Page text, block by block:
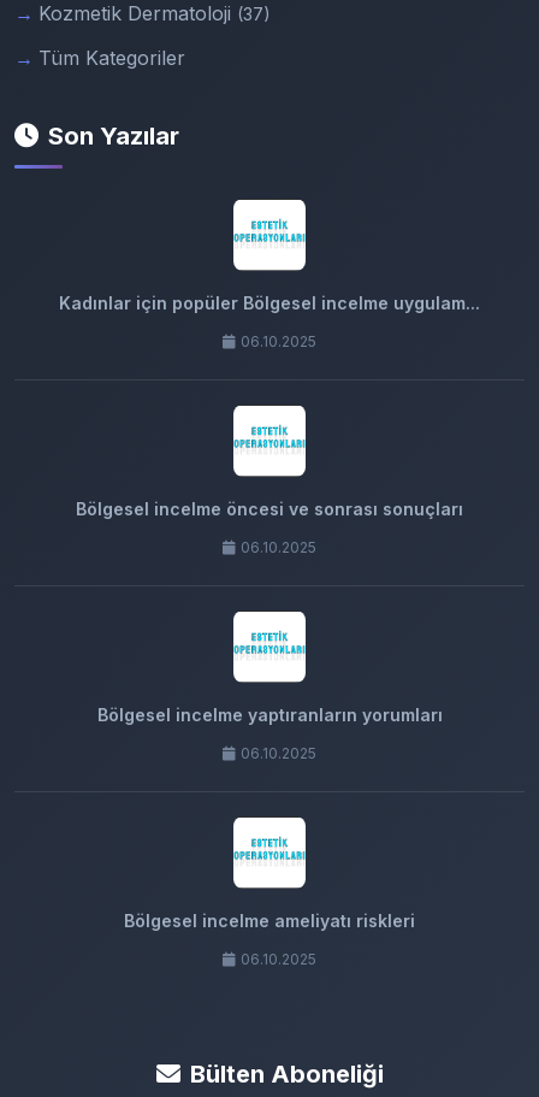
Kozmetik Dermatoloji (37)
Tüm Kategoriler
Son Yazılar
Kadınlar için popüler Bölgesel incelme uygulam...
06.10.2025
Bölgesel incelme öncesi ve sonrası sonuçları
06.10.2025
Bölgesel incelme yaptıranların yorumları
06.10.2025
Bölgesel incelme ameliyatı riskleri
06.10.2025
Bülten Aboneliği